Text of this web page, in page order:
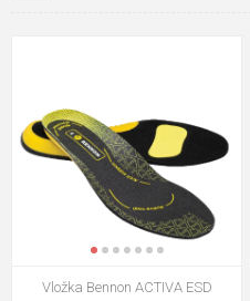
VM Footwear 3009 Vkladacia